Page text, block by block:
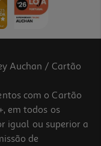
Auchan / Cartão
com o Cartão
em todos os
igual ou superior a
de